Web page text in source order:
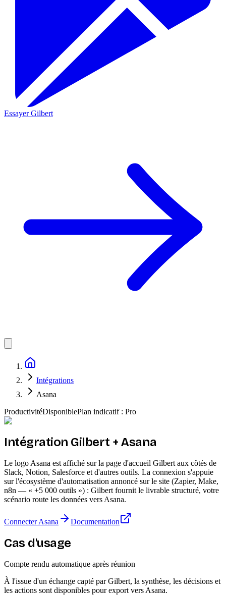
Essayer Gilbert
Intégrations
Asana
ProductivitéDisponiblePlan indicatif : Pro
Intégration Gilbert + Asana
Le logo Asana est affiché sur la page d'accueil Gilbert aux côtés de
Slack, Notion, Salesforce et d'autres outils. La connexion s'appuie
sur l'écosystème d'automatisation annoncé sur le site (Zapier, Make,
n8n — « +5 000 outils ») : Gilbert fournit le livrable structuré, votre
scénario route les données vers Asana.
Connecter Asana Documentation
Cas d'usage
Compte rendu automatique après réunion
À l'issue d'un échange capté par Gilbert, la synthèse, les décisions et
les actions sont disponibles pour export vers Asana.